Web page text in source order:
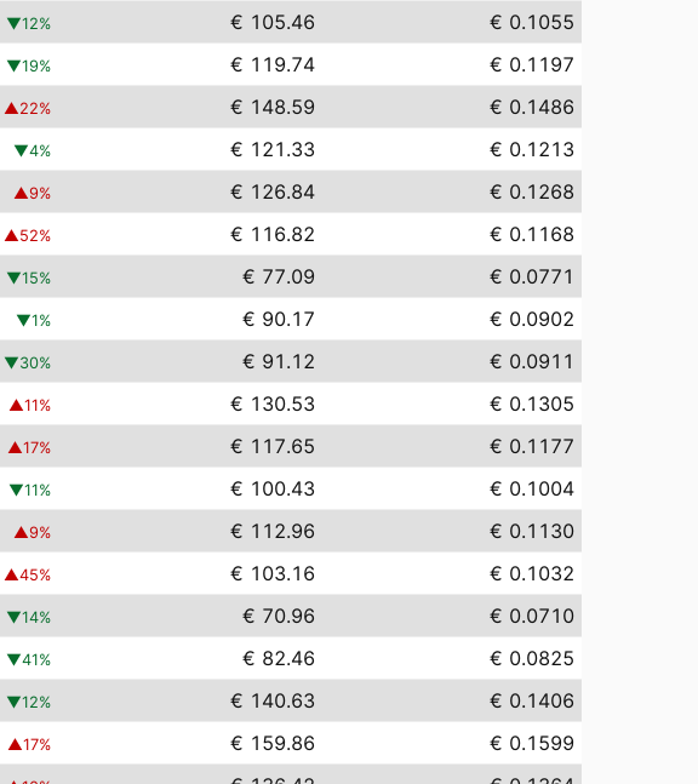
▼12% € 105.46
€ 0.1055
▼19% € 119.74
€ 0.1197
▲22% € 148.59
€ 0.1486
▼4% € 121.33
€ 0.1213
▲9% € 126.84
€ 0.1268
▲52% € 116.82
€ 0.1168
▼15% € 77.09
€ 0.0771
▼1% € 90.17
€ 0.0902
▼30% € 91.12
€ 0.0911
▲11% € 130.53
€ 0.1305
▲17% € 117.65
€ 0.1177
▼11% € 100.43
€ 0.1004
▲9% € 112.96
€ 0.1130
▲45% € 103.16
€ 0.1032
▼14% € 70.96
€ 0.0710
▼41% € 82.46
€ 0.0825
▼12% € 140.63
€ 0.1406
▲17% € 159.86
€ 0.1599